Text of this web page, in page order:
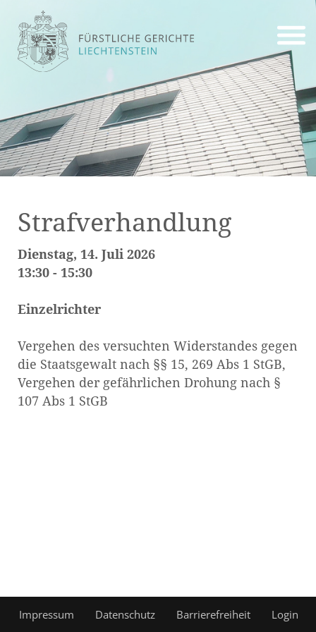
Strafverhandlung
Dienstag, 14. Juli 2026
13:30 - 15:30
Einzelrichter
Vergehen des versuchten Widerstandes gegen
die Staatsgewalt nach §§ 15, 269 Abs 1 StGB,
Vergehen der gefährlichen Drohung nach §
107 Abs 1 StGB
Impressum Datenschutz Barrierefreiheit Login